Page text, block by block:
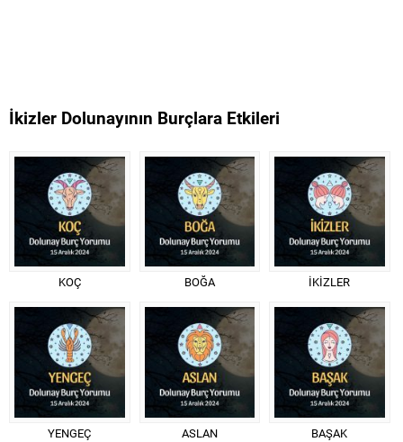
İkizler Dolunayının Burçlara Etkileri
KOÇ BOĞA İKİZLER
YENGEÇ ASLAN BAŞAK